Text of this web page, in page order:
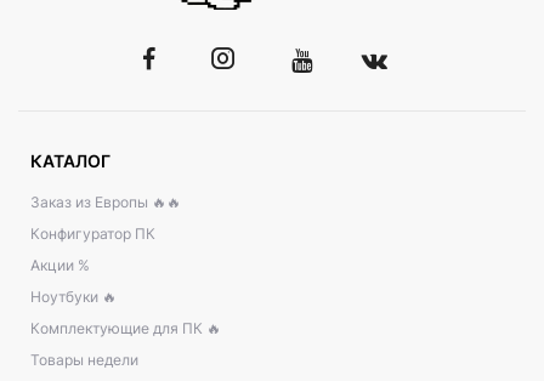
КАТАЛОГ
Заказ из Европы 🔥🔥
Конфигуратор ПК
Акции %
Ноутбуки 🔥
Комплектующие для ПК 🔥
Товары недели